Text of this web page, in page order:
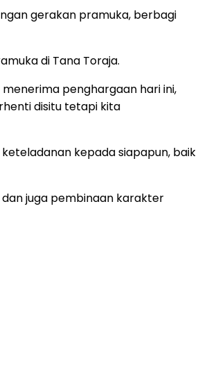
gerakan pramuka, berbagi
di Tana Toraja.
penghargaan hari ini,
disitu tetapi kita
kepada siapapun, baik
juga pembinaan karakter